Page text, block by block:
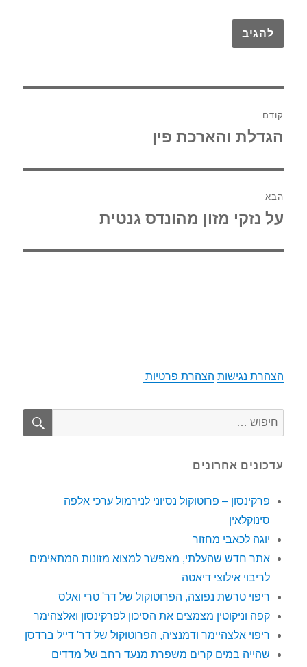
הפוסט
הגדלת והארכת פין
הפוסט
על נזקי מזון מהונדס גנטית
הצהרת נגישות הצהרת פרטיות
עדכונים אחרונים
פרקינסון – פרוטוקול נסיוני לנירמול ערכי אלפה
סינוקלאין
יוגה לכאבי מחזור
אתר חדש שהעלתי, מאפשר למצוא מזונות המתאימים
לריבוי אילוצי דיאטה
ריפוי טרשת נפוצה, הפרוטוקול של דר' טרי ואלס
קפה וניקוטין מצמצים את הסיכון לפרקינסון ואלצהימר
ריפוי אלצהיימר ודמנציה, הפרוטוקול של דר' דייל ברדסן
שהייה במים קרים משפרת מנעד רחב של מדדים